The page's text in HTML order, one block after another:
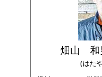
畑山 和
(はた